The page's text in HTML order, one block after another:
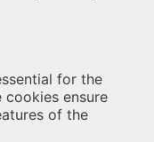
for the
ensure
of the